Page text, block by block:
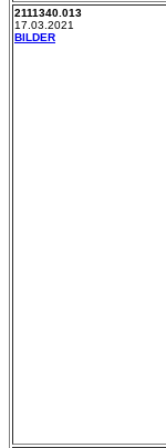
2111340.013
17.03.2021
BILDER